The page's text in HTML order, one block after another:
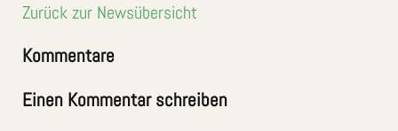
Zurück zur Newsübersicht
Kommentare
Einen Kommentar schreiben